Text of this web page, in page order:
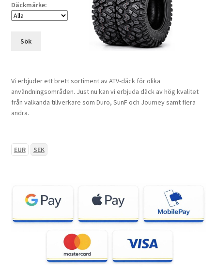
Däckmärke:
Sök
Vi erbjuder ett brett sortiment av ATV-däck för olika
användningsområden. Just nu kan vi erbjuda däck av hög kvalitet
från välkända tillverkare som Duro, SunF och Journey samt flera
andra.
EUR SEK